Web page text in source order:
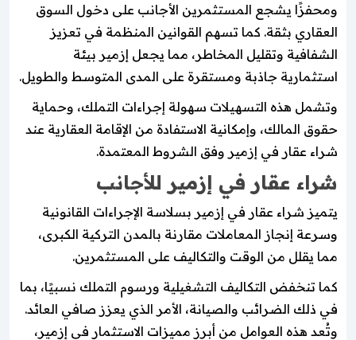
ومحفزًا يشجع المستثمرين الأجانب على دخول السوق
العقاري بثقة. كما تسهم القوانين المنظمة في تعزيز
الشفافية وتقليل المخاطر، مما يجعل إزمير بيئة
استثمارية جاذبة ومستقرة على المدى المتوسط والطويل.
وتشمل هذه التسهيلات سهولة إجراءات التملك، وحماية
حقوق المالك، وإمكانية الاستفادة من الإقامة العقارية عند
شراء عقار في إزمير وفق الشروط المعتمدة.
شراء عقار في إزمير للأجانب
يتميز شراء عقار في إزمير بسلاسة الإجراءات القانونية
وسرعة إنجاز المعاملات مقارنة بالمدن التركية الكبرى،
مما يقلل من الوقت والتكاليف على المستثمرين.
كما تنخفض التكاليف التشغيلية ورسوم التملك نسبيًا، بما
في ذلك الضرائب والصيانة، الأمر الذي يعزز صافي العائد.
وتُعد هذه العوامل من أبرز مميزات الاستثمار في إزمير،